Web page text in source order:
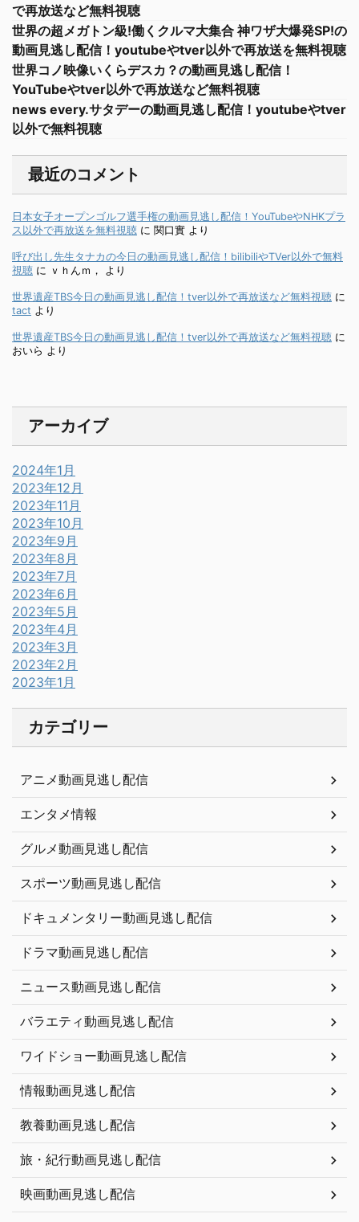
で再放送など無料視聴
世界の超メガトン級!働くクルマ大集合 神ワザ大爆発SP!の
動画見逃し配信！youtubeやtver以外で再放送を無料視聴
世界コノ映像いくらデスカ？の動画見逃し配信！
YouTubeやtver以外で再放送など無料視聴
news every.サタデーの動画見逃し配信！youtubeやtver
以外で無料視聴
最近のコメント
日本女子オープンゴルフ選手権の動画見逃し配信！YouTubeやNHKプラ
ス以外で再放送を無料視聴 に 関口實 より
呼び出し先生タナカの今日の動画見逃し配信！bilibiliやTVer以外で無料
視聴 に ｖｈんｍ， より
世界遺産TBS今日の動画見逃し配信！tver以外で再放送など無料視聴 に
tact より
世界遺産TBS今日の動画見逃し配信！tver以外で再放送など無料視聴 に
おいら より
アーカイブ
2024年1月
2023年12月
2023年11月
2023年10月
2023年9月
2023年8月
2023年7月
2023年6月
2023年5月
2023年4月
2023年3月
2023年2月
2023年1月
カテゴリー
アニメ動画見逃し配信
エンタメ情報
グルメ動画見逃し配信
スポーツ動画見逃し配信
ドキュメンタリー動画見逃し配信
ドラマ動画見逃し配信
ニュース動画見逃し配信
バラエティ動画見逃し配信
ワイドショー動画見逃し配信
情報動画見逃し配信
教養動画見逃し配信
旅・紀行動画見逃し配信
映画動画見逃し配信